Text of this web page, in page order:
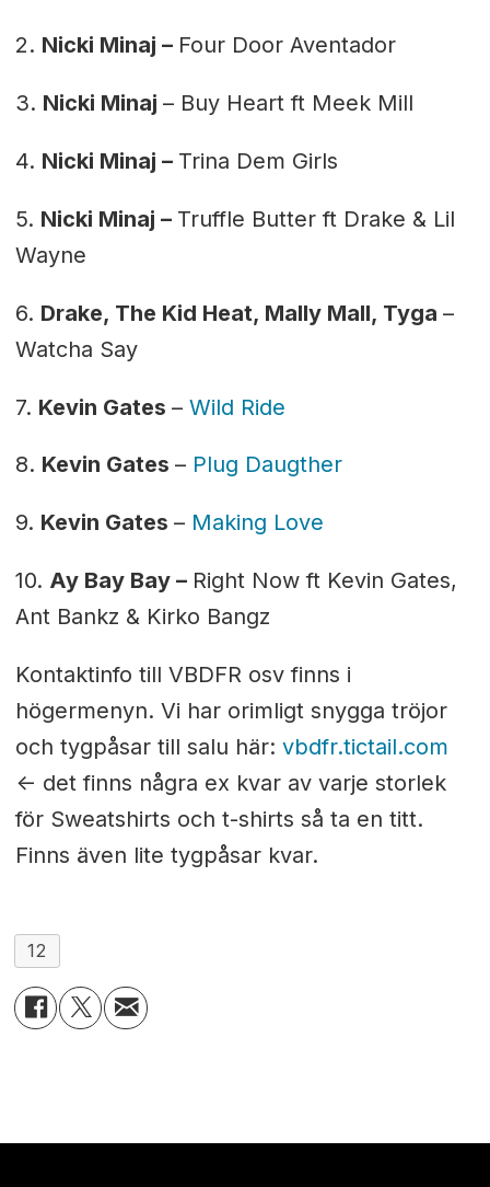
2. Nicki Minaj – Four Door Aventador
3. Nicki Minaj – Buy Heart ft Meek Mill
4. Nicki Minaj – Trina Dem Girls
5. Nicki Minaj – Truffle Butter ft Drake & Lil
Wayne
6. Drake, The Kid Heat, Mally Mall, Tyga –
Watcha Say
7. Kevin Gates – Wild Ride
8. Kevin Gates – Plug Daugther
9. Kevin Gates – Making Love
10. Ay Bay Bay – Right Now ft Kevin Gates,
Ant Bankz & Kirko Bangz
Kontaktinfo till VBDFR osv finns i
högermenyn. Vi har orimligt snygga tröjor
och tygpåsar till salu här: vbdfr.tictail.com
<- det finns några ex kvar av varje storlek
för Sweatshirts och t-shirts så ta en titt.
Finns även lite tygpåsar kvar.
12